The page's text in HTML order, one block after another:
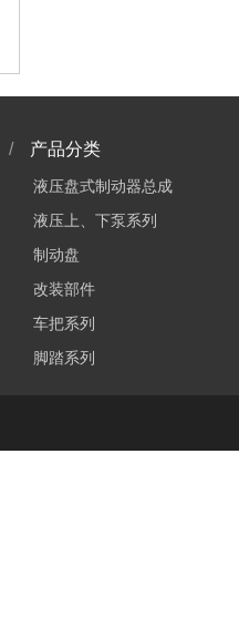
/ 产品分类
液压盘式制动器总成
液压上、下泵系列
制动盘
改装部件
车把系列
脚踏系列